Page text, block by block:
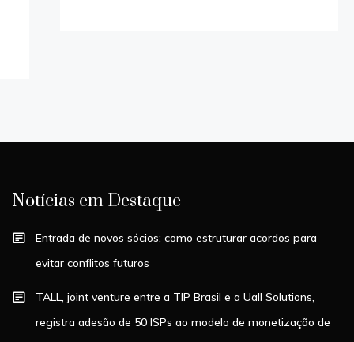
Notícias em Destaque
Entrada de novos sócios: como estruturar acordos para
evitar conflitos futuros
TALL, joint venture entre a TIP Brasil e a Uall Solutions,
registra adesão de 50 ISPs ao modelo de monetização de